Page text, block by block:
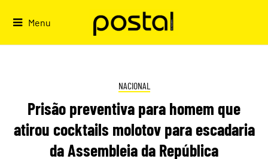
Menu
NACIONAL
Prisão preventiva para homem que
atirou cocktails molotov para escadaria
da Assembleia da República